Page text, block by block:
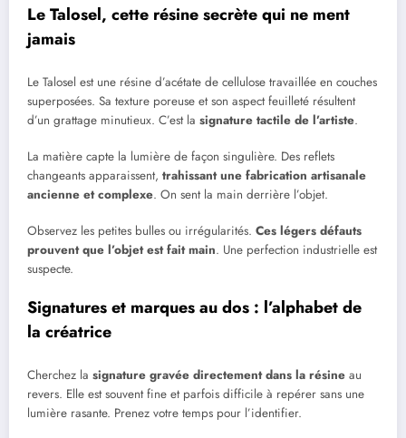
Le Talosel, cette résine secrète qui ne ment
jamais
Le Talosel est une résine d’acétate de cellulose travaillée en couches
superposées. Sa texture poreuse et son aspect feuilleté résultent
d’un grattage minutieux. C’est la signature tactile de l’artiste.
La matière capte la lumière de façon singulière. Des reflets
changeants apparaissent, trahissant une fabrication artisanale
ancienne et complexe. On sent la main derrière l’objet.
Observez les petites bulles ou irrégularités. Ces légers défauts
prouvent que l’objet est fait main. Une perfection industrielle est
suspecte.
Signatures et marques au dos : l’alphabet de
la créatrice
Cherchez la signature gravée directement dans la résine au
revers. Elle est souvent fine et parfois difficile à repérer sans une
lumière rasante. Prenez votre temps pour l’identifier.